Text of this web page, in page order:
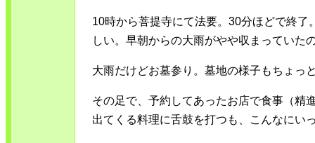
10時から菩提寺にて法要。30分ほどで終
しい。早朝からの大雨がやや収まっていた
大雨だけどお墓参り。墓地の様子もちょっ
その足で、予約してあったお店で食事（精
出てくる料理に舌鼓を打つも、こんなにい